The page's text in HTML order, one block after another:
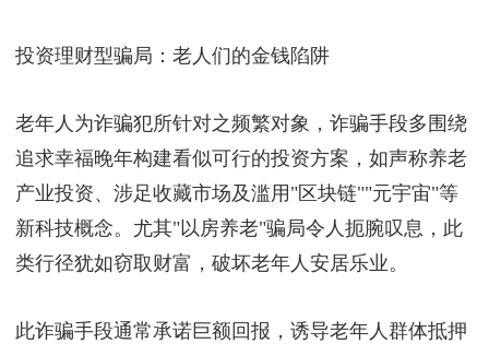
投资理财型骗局：老人们的金钱陷阱
老年人为诈骗犯所针对之频繁对象，诈骗手段多围绕
追求幸福晚年构建看似可行的投资方案，如声称养老
产业投资、涉足收藏市场及滥用"区块链""元宇宙"等
新科技概念。尤其"以房养老"骗局令人扼腕叹息，此
类行径犹如窃取财富，破坏老年人安居乐业。
此诈骗手段通常承诺巨额回报，诱导老年人群体抵押